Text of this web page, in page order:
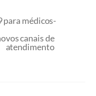
para médicos-
canais de
atendimento